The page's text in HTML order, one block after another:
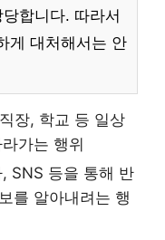
합니다. 따라서
게 대처해서는 안
장, 학교 등 일상
가는 행위
SNS 등을 통해 반
를 알아내려는 행